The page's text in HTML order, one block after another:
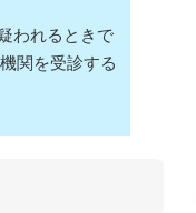
われるときで
関を受診する